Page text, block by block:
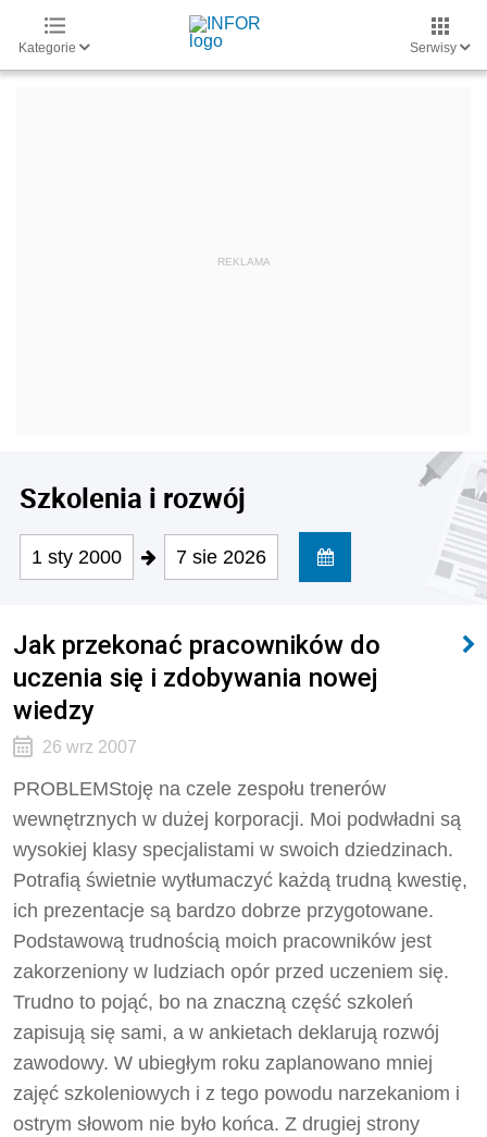
Kategorie Serwisy
Szkolenia i rozwój
1 sty 2000 7 sie 2026
Jak przekonać pracowników do
uczenia się i zdobywania nowej
wiedzy
26 wrz 2007
PROBLEMStoję na czele zespołu trenerów
wewnętrznych w dużej korporacji. Moi podwładni są
wysokiej klasy specjalistami w swoich dziedzinach.
Potrafią świetnie wytłumaczyć każdą trudną kwestię,
ich prezentacje są bardzo dobrze przygotowane.
Podstawową trudnością moich pracowników jest
zakorzeniony w ludziach opór przed uczeniem się.
Trudno to pojąć, bo na znaczną część szkoleń
zapisują się sami, a w ankietach deklarują rozwój
zawodowy. W ubiegłym roku zaplanowano mniej
zajęć szkoleniowych i z tego powodu narzekaniom i
ostrym słowom nie było końca. Z drugiej strony